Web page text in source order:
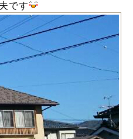
です